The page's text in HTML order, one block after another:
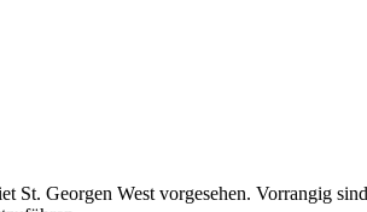
Georgen West vorgesehen. Vorrangig